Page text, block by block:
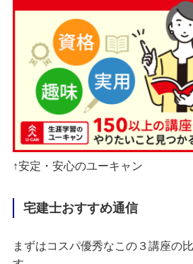
↑安定・安心のユーキャン
宅建士おすすめ通信
まずはコスパ優秀なこの３講座の